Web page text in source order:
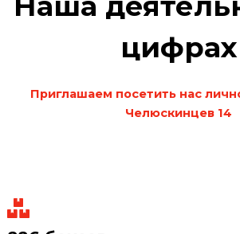
цифрах
Приглашаем посетить нас
Челюскинцев 14